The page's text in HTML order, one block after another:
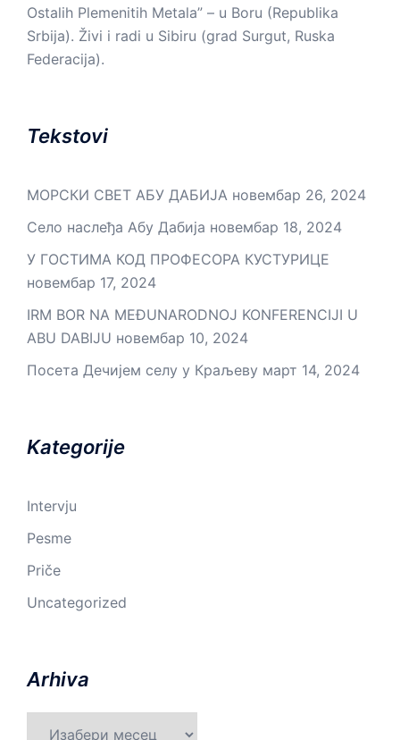
Ostalih Plemenitih Metala” – u Boru (Republika
Srbija). Živi i radi u Sibiru (grad Surgut, Ruska
Federacija).
Tekstovi
МОРСКИ СВЕТ АБУ ДАБИЈА новембар 26, 2024
Село наслеђа Абу Дабија новембар 18, 2024
У ГОСТИМА КОД ПРОФЕСОРА КУСТУРИЦЕ
новембар 17, 2024
IRM BOR NA MEĐUNARODNOJ KONFERENCIJI U
ABU DABIJU новембар 10, 2024
Посета Дечијем селу у Краљеву март 14, 2024
Kategorije
Intervju
Pesme
Priče
Uncategorized
Arhiva